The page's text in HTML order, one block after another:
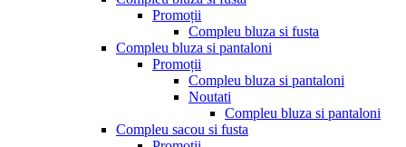
Promoții
Compleu bluza si fusta
Compleu bluza si pantaloni
Promoții
Compleu bluza si pantaloni
Noutati
Compleu bluza si pantaloni
Compleu sacou si fusta